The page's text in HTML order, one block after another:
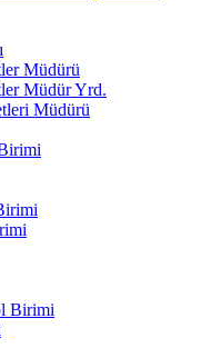
Müdürü
Müdür Yrd.
Müdürü
Birimi